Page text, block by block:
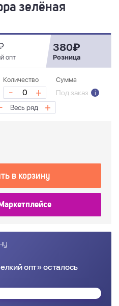
зелёная
опт
380₽
Розница
Количество Сумма
- + Под заказ i
Весь ряд +
в корзину
Маркетплейсе
опт» осталось